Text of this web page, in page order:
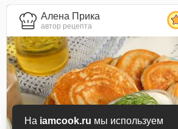
На iamcook.ru мы используем
Алена Прика
автор рецепта